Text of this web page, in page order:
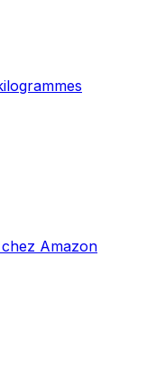
Amazon